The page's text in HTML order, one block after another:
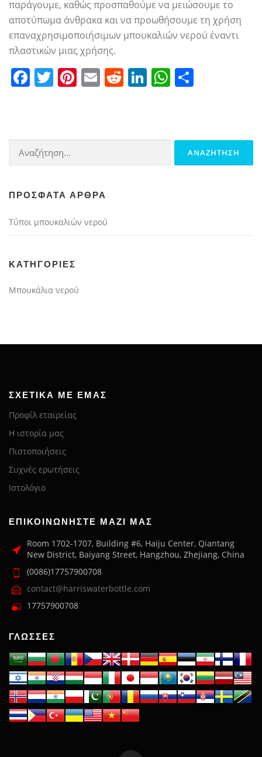
παράγουμε, καθώς προσπαθούμε να μειώσουμε το
αποτύπωμα άνθρακα και να προωθήσουμε τη χρήση
επαναχρησιμοποιήσιμων μπουκαλιών νερού έναντι
πλαστικών μιας χρήσης.
Facebook
Twitter
Pinterest
EmailReddit
LinkedIn
WhatsApp
Αναζήτηση
ΠΡΌΣΦΑΤΑ ΆΡΘΡΑ
Τύποι μπουκαλιών νερού
KΑΤΗΓΟΡΊΕΣ
Μπουκάλια νερού
ΣΧΕΤΙΚΆ ΜΕ ΕΜΆΣ
Προφίλ εταιρείας
Η ιστορία μας
Πιστοποιήσεις
Συχνές ερωτήσεις
Ιστολόγιο
ΕΠΙΚΟΙΝΩΝΉΣΤΕ ΜΑΖΊ ΜΑΣ
Room 1702-1707, Building #6, Haiju Center, Qiantang
New District, Baiyang Street, Hangzhou, Zhejiang, China
(0086)17757900708
contact@harriswaterbottle.com
17757900708
ΓΛΏΣΣΕΣ